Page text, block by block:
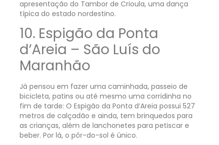
apresentação do Tambor de Crioula, uma dança
típica do estado nordestino.
10. Espigão da Ponta
d’Areia – São Luís do
Maranhão
Já pensou em fazer uma caminhada, passeio de
bicicleta, patins ou até mesmo uma corridinha no
fim de tarde: O Espigão da Ponta d’Areia possui 527
metros de calçadão e ainda, tem brinquedos para
as crianças, além de lanchonetes para petiscar e
beber. Por lá, o pôr-do-sol é único.